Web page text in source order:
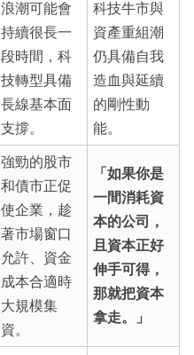
浪潮可能會
持續很長一
段時間，科
技轉型具備
長線基本面
支撐。
科技牛市與
資產重組潮
仍具備自我
造血與延續
的剛性動
能。
強勁的股市
和債市正促
使企業，趁
著市場窗口
允許、資金
成本合適時
大規模集
資。
「如果你是
一間消耗資
本的公司，
且資本正好
伸手可得，
那就把資本
拿走。」